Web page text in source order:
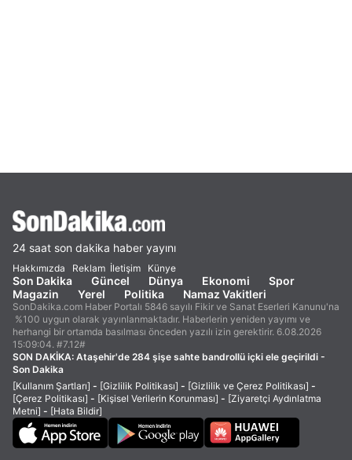
24 saat son dakika haber yayını
Hakkımızda Reklam İletişim Künye
Son Dakika Güncel Dünya Ekonomi
Spor
Magazin
Yerel Politika Namaz Vakitleri
SonDakika.com Haber Portalı 5846 sayılı Fikir ve Sanat Eserleri Kanunu'na
%100 uygun olarak yayınlanmaktadır. Haberlerin yeniden yayımı ve
herhangi bir ortamda basılması önceden yazılı izin gerektirir. 6.08.2026
15:09:04. #7.12#
SON DAKİKA: Ataşehir'de 284 şişe sahte bandrollü içki ele geçirildi -
Son Dakika
[Kullanım Şartları] - [Gizlilik Politikası] - [Gizlilik ve Çerez Politikası] -
[Çerez Politikası] - [Kişisel Verilerin Korunması] - [Ziyaretçi Aydınlatma
Metni] - [Hata Bildir]